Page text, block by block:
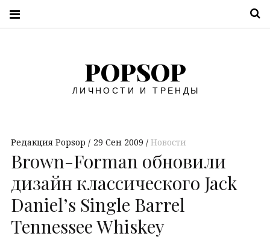
POPSOP
ЛИЧНОСТИ И ТРЕНДЫ
Редакция Popsop 29 Сен 2009 Новости
Brown-Forman обновили
дизайн классического Jack
Daniel’s Single Barrel
Tennessee Whiskey